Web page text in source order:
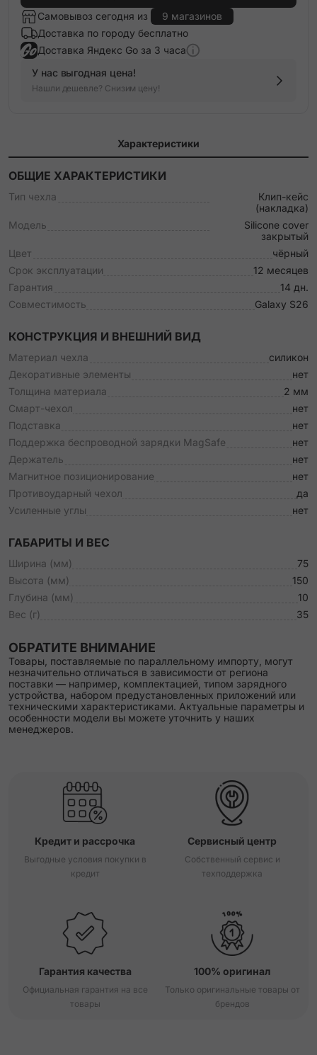
Самовывоз сегодня из
9 магазинов
Доставка по городу бесплатно
Доставка Яндекс Go за 3 часа
У нас выгодная цена!
Нашли дешевле? Снизим цену!
Характеристики
ОБЩИЕ ХАРАКТЕРИСТИКИ
Тип чехла
Клип-кейс
(накладка)
Модель
Silicone cover
закрытый
Цвет
чёрный
Срок эксплуатации
12 месяцев
Гарантия
14 дн.
Совместимость
Galaxy S26
КОНСТРУКЦИЯ И ВНЕШНИЙ ВИД
Материал чехла
силикон
Декоративные элементы
нет
Толщина материала
2 мм
Смарт-чехол
нет
Подставка
нет
Поддержка беспроводной зарядки MagSafe
нет
Держатель
нет
Магнитное позиционирование
нет
Противоударный чехол
да
Усиленные углы
нет
ГАБАРИТЫ И ВЕС
Ширина (мм)
75
Высота (мм)
150
Глубина (мм)
10
Вес (г)
35
ОБРАТИТЕ ВНИМАНИЕ
Товары, поставляемые по параллельному импорту, могут
незначительно отличаться в зависимости от региона
поставки — например, комплектацией, типом зарядного
устройства, набором предустановленных приложений или
техническими характеристиками. Актуальные параметры и
особенности модели вы можете уточнить у наших
менеджеров.
Кредит и рассрочка
Выгодные условия покупки в
кредит
Сервисный центр
Собственный сервис и
техподдержка
Гарантия качества
Официальная гарантия на все
товары
100% оригинал
Только оригинальные товары от
брендов